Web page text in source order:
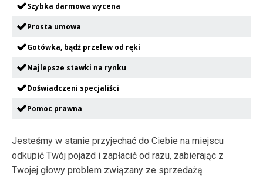
Szybka darmowa wycena
Prosta umowa
Gotówka, bądź przelew od ręki
Najlepsze stawki na rynku
Doświadczeni specjaliści
Pomoc prawna
Jesteśmy w stanie przyjechać do Ciebie na miejscu
odkupić Twój pojazd i zapłacić od razu, zabierając z
Twojej głowy problem związany ze sprzedażą